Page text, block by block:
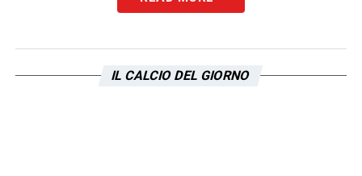
così come la Lazio deve fare i conti con
l’indice di liquidità.
IL CALCIO DEL GIORNO